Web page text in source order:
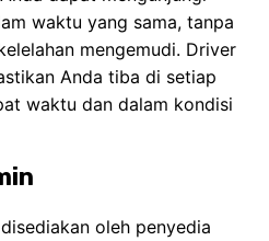
waktu yang sama, tanpa
mengemudi. Driver
Anda tiba di setiap
waktu dan dalam kondisi
oleh penyedia